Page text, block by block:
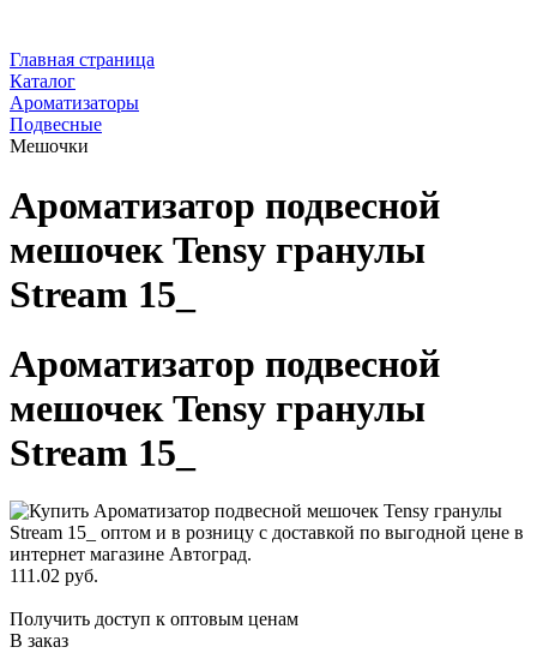
Главная страница
Каталог
Ароматизаторы
Подвесные
Мешочки
Ароматизатор подвесной
мешочек Tensy гранулы
Stream 15_
Ароматизатор подвесной
мешочек Tensy гранулы
Stream 15_
111.02 руб.
Получить доступ к оптовым ценам
В заказ